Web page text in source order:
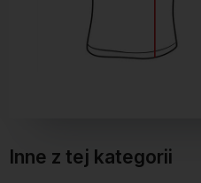
Inne z tej kategorii